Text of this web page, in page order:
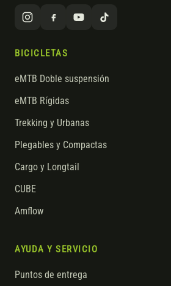
BICICLETAS
eMTB Doble suspensión
eMTB Rígidas
Trekking y Urbanas
Plegables y Compactas
Cargo y Longtail
CUBE
Amflow
AYUDA Y SERVICIO
Puntos de entrega